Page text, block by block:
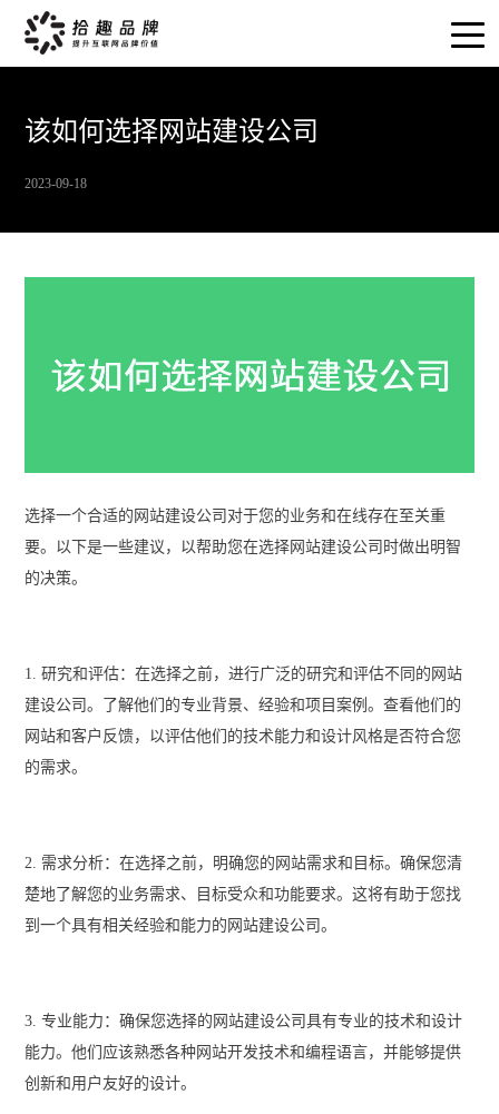
该如何选择网站建设公司
2023-09-18
选择一个合适的 网站建设公司 对于您的业务和在线存在至关重
要。以下是一些建议，以帮助您在选择网站建设公司时做出明智
的决策。
1. 研究和评估：在选择之前，进行广泛的研究和评估不同的网站
建设公司。了解他们的专业背景、经验和项目案例。查看他们的
网站和客户反馈，以评估他们的技术能力和设计风格是否符合您
的需求。
2. 需求分析：在选择之前，明确您的网站需求和目标。确保您清
楚地了解您的业务需求、目标受众和功能要求。这将有助于您找
到一个具有相关经验和能力的网站建设公司。
3. 专业能力：确保您选择的网站建设公司具有专业的技术和设计
能力。他们应该熟悉各种网站开发技术和编程语言，并能够提供
创新和用户友好的设计。